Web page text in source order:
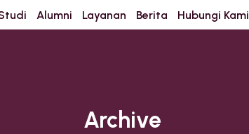
Alumni Layanan Berita Hubungi Kami
Archive